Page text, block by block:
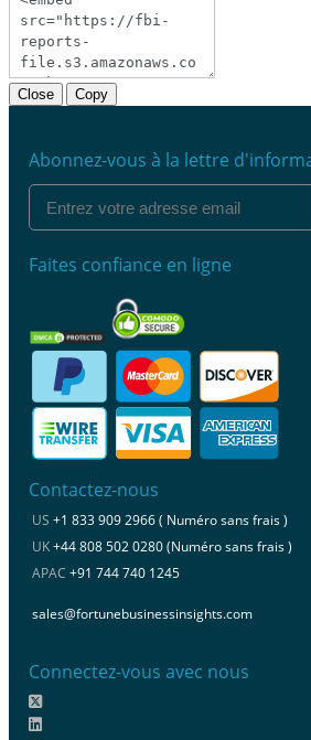
Close Copy
Abonnez-vous à la lettre
Faites confiance en ligne
Contactez-nous
US +1 833 909 2966 ( Numéro sans frais )
UK+44 808 502 0280 (Numéro sans frais )
APAC +91 744 740 1245
sales@fortunebusinessinsights.com
Connectez-vous avec nous